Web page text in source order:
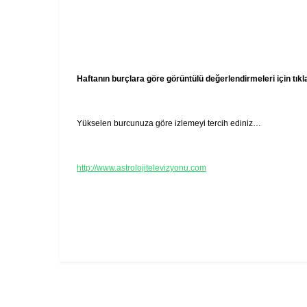
Haftanın burçlara göre görüntülü değerlendirmeleri için
Yükselen burcunuza göre izlemeyi tercih ediniz…
http://www.astrolojitelevizyonu.com